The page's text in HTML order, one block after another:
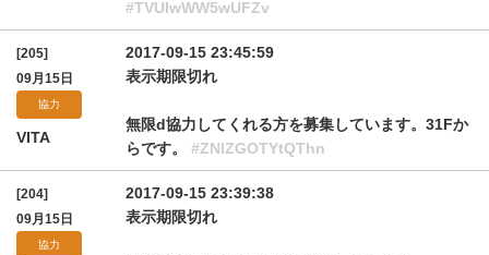
#TVUIwWW5wUFZv
[205]
09月15日
協力
VITA
2017-09-15 23:45:59
表示期限切れ
無限d協力してくれる方を募集しています。31Fか
らです。 #ZNlZGOTYtQThn
[204]
09月15日
協力
2017-09-15 23:39:38
表示期限切れ